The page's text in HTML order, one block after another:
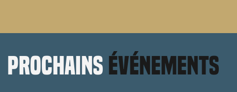
prochains événements